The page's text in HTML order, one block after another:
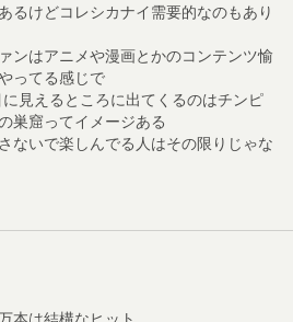
るけどコレシカナイ需要的なのもあり
ンはアニメや漫画とかのコンテンツ愉
ってる感じで
に見えるところに出てくるのはチンピ
巣窟ってイメージある
ないで楽しんでる人はその限りじゃな
本は結構なヒット